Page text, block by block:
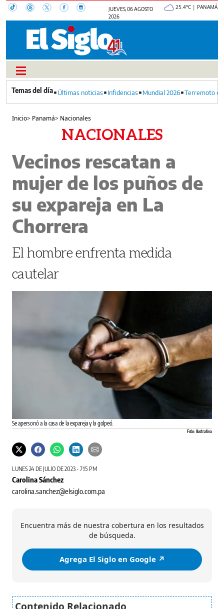
JUEVES, 06 AGOSTO
2026
25.4°C | PANAMÁ
Últimas noticias Infidencias Mundial 2026 Terremoto
Inicio> Panamá> Nacionales
NACIONALES
Vecinos rescatan a
mujer de los puños de
su expareja en La
Chorrera
El hombre enfrenta medida
cautelar
Se apersonó a la casa de la expareja y la golpeó.
Foto: Ilustrativa
LUNES 24 DE JULIO DE 2023 - 7:15 PM
Carolina Sánchez
carolina.sanchez@elsiglo.com.pa
Encuentra más de nuestra cobertura en los resultados
de búsqueda.
Agrega El Siglo en Google ↗️